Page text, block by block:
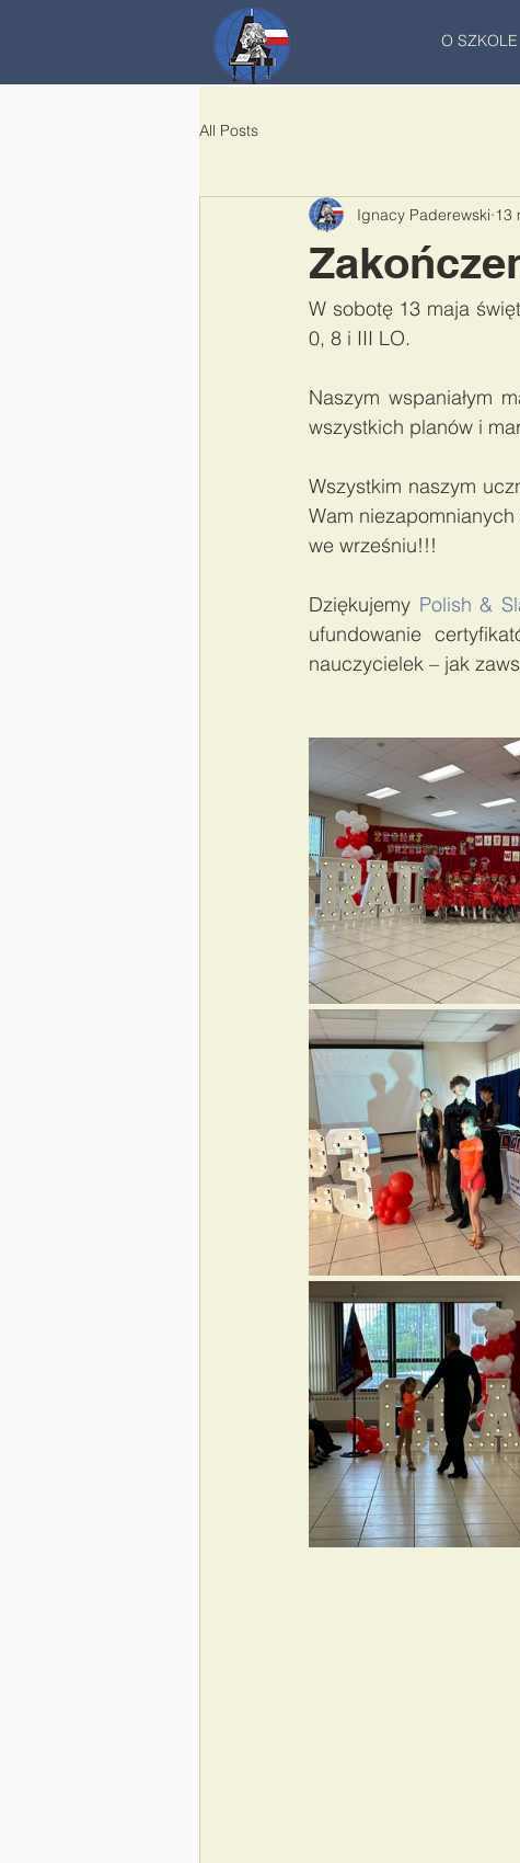
O SZKOLE
All Posts
Ignacy Paderewski 13
W sobotę 13 maja
0, 8 i III LO.
Naszym wspaniałym
wszystkich planów i
Wszystkim naszym
Wam
we wrześniu!!!
Dziękujemy Polish &
ufundowanie
nauczycielek – jak